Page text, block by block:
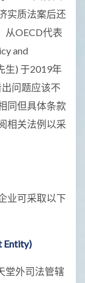
实质法案后还
从OECD代表
and
生) 于2019年
问题应该不
同但具体条款
相关法例以采
业可采取以下
Entity)
堂外司法管辖